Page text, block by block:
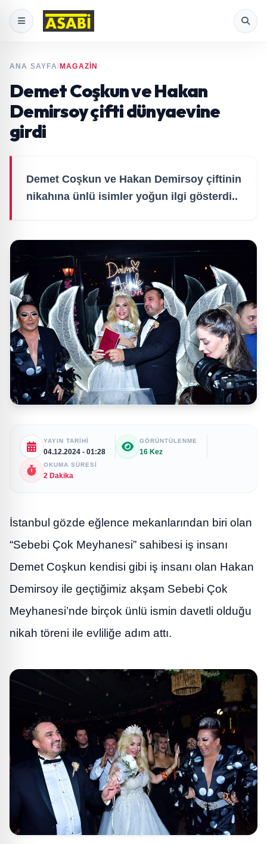
ANA SAYFA/ MAGAZİN
Demet Coşkun ve Hakan
Demirsoy çifti dünyaevine
girdi
Demet Coşkun ve Hakan Demirsoy çiftinin
nikahına ünlü isimler yoğun ilgi gösterdi..
YAYIN TARIHI
04.12.2024 - 01:28
GÖRÜNTÜLENME
16 Kez
OKUMA SÜRESI
2 Dakika
İstanbul gözde eğlence mekanlarından biri olan
“Sebebi Çok Meyhanesi” sahibesi iş insanı
Demet Coşkun kendisi gibi iş insanı olan Hakan
Demirsoy ile geçtiğimiz akşam Sebebi Çok
Meyhanesi’nde birçok ünlü ismin davetli olduğu
nikah töreni ile evliliğe adım attı.